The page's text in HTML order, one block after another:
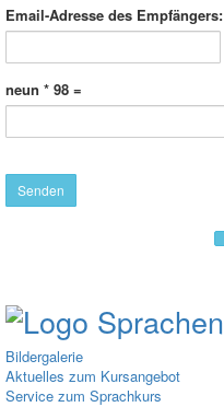
Email-Adresse des Empfängers:
neun * 98 =
Bildergalerie
Aktuelles zum Kursangebot
Service zum Sprachkurs